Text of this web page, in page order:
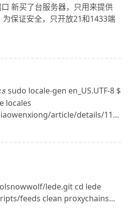
新买了台服务器，只用来提供
为保证安全，只开放21和1433端
sudo locale-gen en_US.UTF-8 $
locales
article/details/116
lede.git cd lede
feeds clean proxychains
./scripts/feeds install -a make